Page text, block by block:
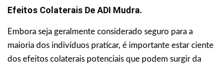
Efeitos Colaterais De ADI Mudra.
Embora seja geralmente considerado seguro para a
maioria dos indivíduos praticar, é importante estar ciente
dos efeitos colaterais potenciais que podem surgir da